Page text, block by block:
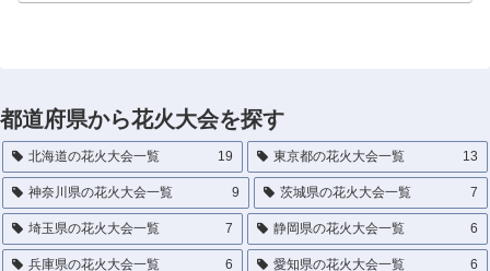
都道府県から花火大会を探す
北海道の花火大会一覧 19 東京都の花火大会一覧 13
神奈川県の花火大会一覧 9 茨城県の花火大会一覧 7
埼玉県の花火大会一覧 7 静岡県の花火大会一覧 6
兵庫県の花火大会一覧 6 愛知県の花火大会一覧 6